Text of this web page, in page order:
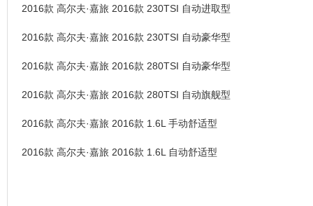
2016款 高尔夫·嘉旅 2016款 230TSI 自动进取型
2016款 高尔夫·嘉旅 2016款 230TSI 自动豪华型
2016款 高尔夫·嘉旅 2016款 280TSI 自动豪华型
2016款 高尔夫·嘉旅 2016款 280TSI 自动旗舰型
2016款 高尔夫·嘉旅 2016款 1.6L 手动舒适型
2016款 高尔夫·嘉旅 2016款 1.6L 自动舒适型